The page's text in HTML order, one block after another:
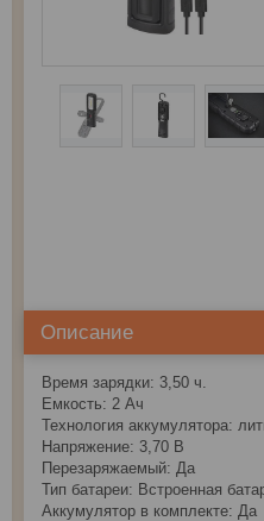
Описание
Время зарядки: 3,50 ч.
Емкость: 2 Ач
Технология аккумулятора:
Напряжение: 3,70 В
Перезаряжаемый: Да
Тип батареи: Встроенная
Аккумулятор в комплекте: Да